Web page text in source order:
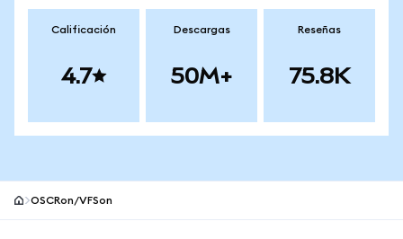
Calificación
4.7
Descargas
50M+
Reseñas
75.8K
OSCRon/VFSon